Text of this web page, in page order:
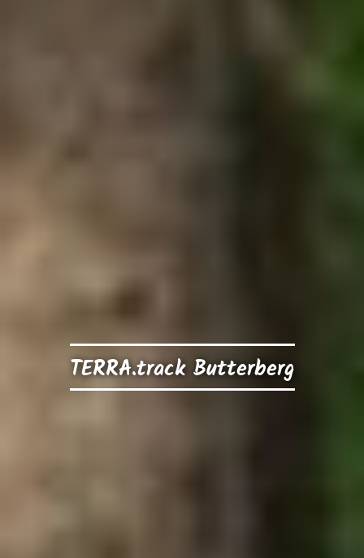
TERRA.track Butterberg